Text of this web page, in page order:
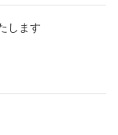
します